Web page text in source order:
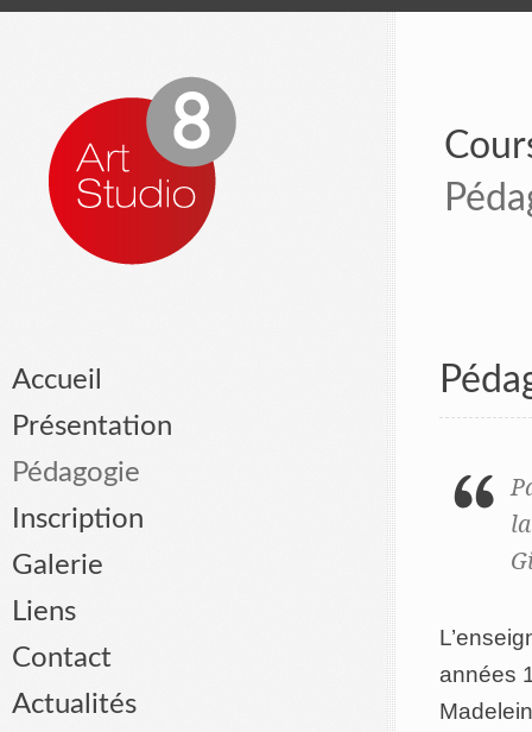
années
Accueil
Présentation
Pédagogie
Inscription
Galerie
Liens
Contact
Actualités